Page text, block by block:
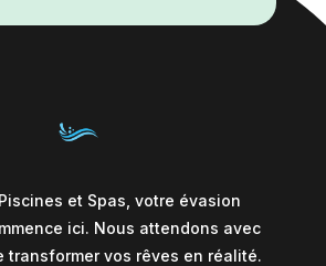
et Spas, votre évasion
ici. Nous attendons avec
transformer vos rêves en réalité.